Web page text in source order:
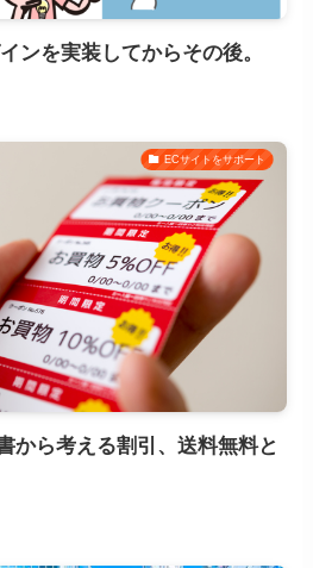
ンを実装してからその後。
ECサイトをサポート
から考える割引、送料無料と